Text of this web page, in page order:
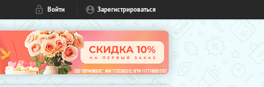
Войти Зарегистрироваться